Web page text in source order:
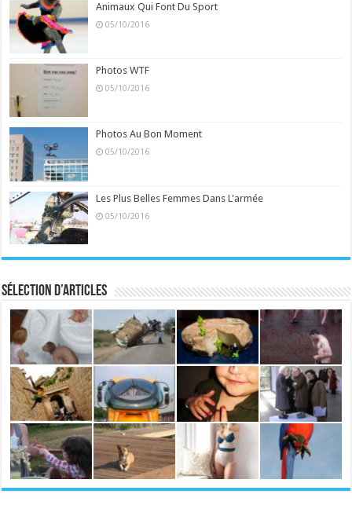
Animaux Qui Font Du Sport
05/10/2016
Photos WTF
05/10/2016
Photos Au Bon Moment
05/10/2016
Les Plus Belles Femmes Dans L'armée
05/10/2016
Sélection d’articles